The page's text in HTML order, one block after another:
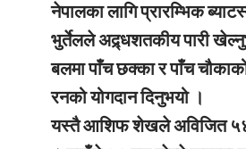
नेपालका लागि प्रारम्भिक
भुर्तेलले अद्र्धशतकीय पारी
बलमा पाँच छक्का र पाँच
रनको योगदान दिनुभयो ।
यस्तै आशिफ शेखले अविजित